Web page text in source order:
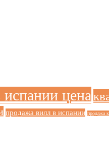
испании цена
продажа вилл в испании продажа